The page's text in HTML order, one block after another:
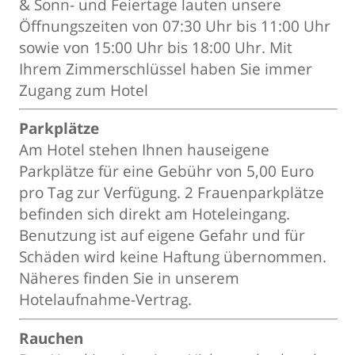
& Sonn- und Feiertage lauten unsere
Öffnungszeiten von 07:30 Uhr bis 11:00 Uhr
sowie von 15:00 Uhr bis 18:00 Uhr. Mit
Ihrem Zimmerschlüssel haben Sie immer
Zugang zum Hotel
Parkplätze
Am Hotel stehen Ihnen hauseigene
Parkplätze für eine Gebühr von 5,00 Euro
pro Tag zur Verfügung. 2 Frauenparkplätze
befinden sich direkt am Hoteleingang.
Benutzung ist auf eigene Gefahr und für
Schäden wird keine Haftung übernommen.
Näheres finden Sie in unserem
Hotelaufnahme-Vertrag.
Rauchen